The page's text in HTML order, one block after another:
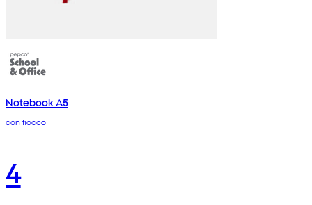
Notebook A5
con fiocco
4